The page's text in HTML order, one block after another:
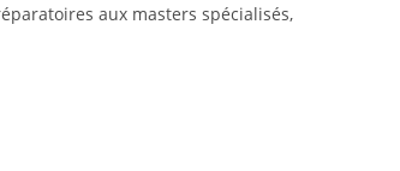
aux masters spécialisés,